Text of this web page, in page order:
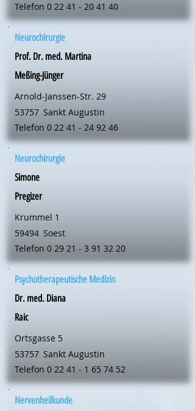
Telefon 0 22 41 - 20 41 40
Neurochirurgie
Prof. Dr. med. Martina
Meßing-Jünger
Arnold-Janssen-Str. 29
53757 Sankt Augustin
Telefon 0 22 41 - 24 92 46
Neurochirurgie
Simone
Pregizer
Krummel 1
59494 Soest
Telefon 0 29 21 - 3 91 32 20
Psychotherapeutische Medizin
Dr. med. Diana
Raic
Ortsgasse 5
53757 Sankt Augustin
Telefon 0 22 41 - 1 65 74 52
Nervenheilkunde